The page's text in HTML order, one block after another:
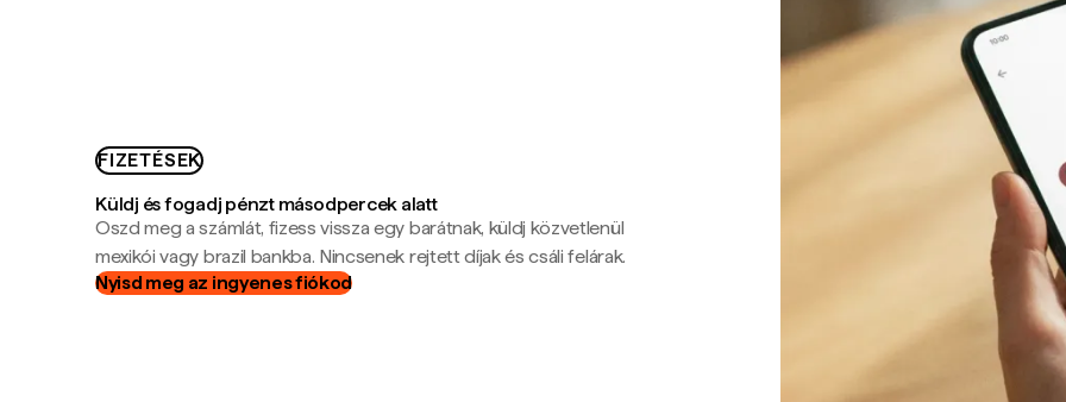
FIZETÉSEK
Küldj és fogadj pénzt másodpercek alatt
Oszd meg a számlát, fizess vissza egy barátnak, küldj közvetlenül
mexikói vagy brazil bankba. Nincsenek rejtett díjak és csáli felárak.
Nyisd meg az ingyenes fiókod